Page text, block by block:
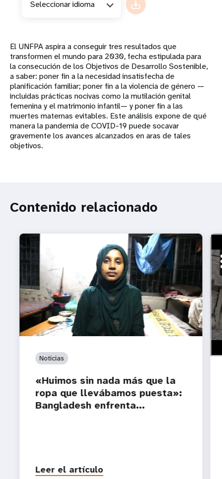
Seleccionar idioma
El UNFPA aspira a conseguir tres resultados que
transformen el mundo para 2030, fecha estipulada para
la consecución de los Objetivos de Desarrollo Sostenible,
a saber: poner fin a la necesidad insatisfecha de
planificación familiar; poner fin a la violencia de género —
incluidas prácticas nocivas como la mutilación genital
femenina y el matrimonio infantil— y poner fin a las
muertes maternas evitables. Este análisis expone de qué
manera la pandemia de COVID-19 puede socavar
gravemente los avances alcanzados en aras de tales
objetivos.
Contenido relacionado
Noticias
«Huimos sin nada más que la
ropa que llevábamos puesta»:
Bangladesh enfrenta...
Leer el artículo